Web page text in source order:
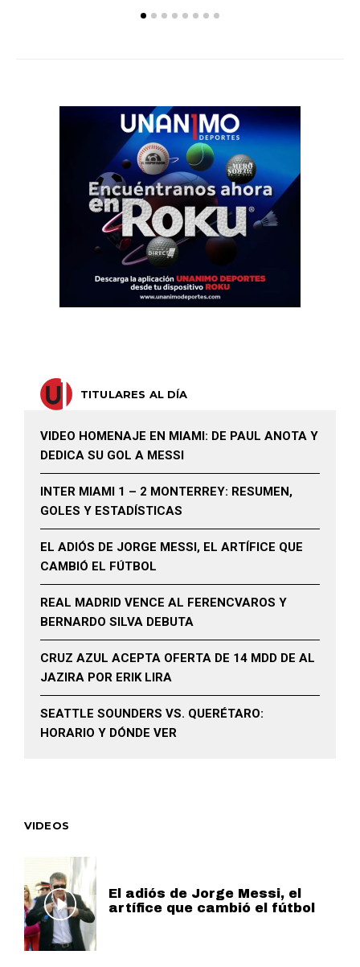
TITULARES AL DÍA
VIDEO HOMENAJE EN MIAMI: DE PAUL ANOTA Y
DEDICA SU GOL A MESSI
INTER MIAMI 1 – 2 MONTERREY: RESUMEN,
GOLES Y ESTADÍSTICAS
EL ADIÓS DE JORGE MESSI, EL ARTÍFICE QUE
CAMBIÓ EL FÚTBOL
REAL MADRID VENCE AL FERENCVAROS Y
BERNARDO SILVA DEBUTA
CRUZ AZUL ACEPTA OFERTA DE 14 MDD DE AL
JAZIRA POR ERIK LIRA
SEATTLE SOUNDERS VS. QUERÉTARO:
HORARIO Y DÓNDE VER
VIDEOS
El adiós de Jorge Messi, el
artífice que cambió el fútbol